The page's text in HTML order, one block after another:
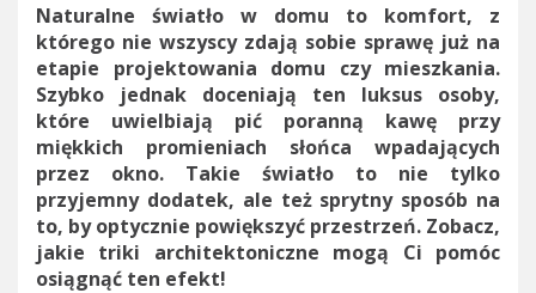
Naturalne światło w domu to komfort, z
którego nie wszyscy zdają sobie sprawę już na
etapie projektowania domu czy mieszkania.
Szybko jednak doceniają ten luksus osoby,
które uwielbiają pić poranną kawę przy
miękkich promieniach słońca wpadających
przez okno. Takie światło to nie tylko
przyjemny dodatek, ale też sprytny sposób na
to, by optycznie powiększyć przestrzeń. Zobacz,
jakie triki architektoniczne mogą Ci pomóc
osiągnąć ten efekt!